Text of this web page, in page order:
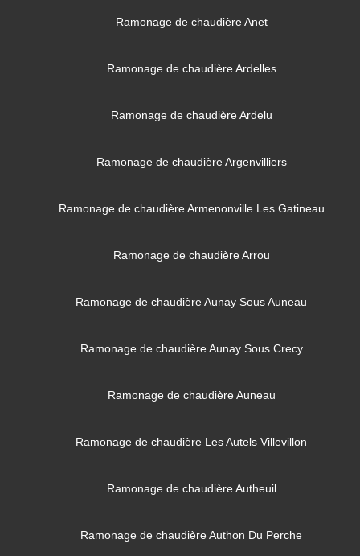
Ramonage de chaudière Anet
Ramonage de chaudière Ardelles
Ramonage de chaudière Ardelu
Ramonage de chaudière Argenvilliers
Ramonage de chaudière Armenonville Les Gatineau
Ramonage de chaudière Arrou
Ramonage de chaudière Aunay Sous Auneau
Ramonage de chaudière Aunay Sous Crecy
Ramonage de chaudière Auneau
Ramonage de chaudière Les Autels Villevillon
Ramonage de chaudière Autheuil
Ramonage de chaudière Authon Du Perche